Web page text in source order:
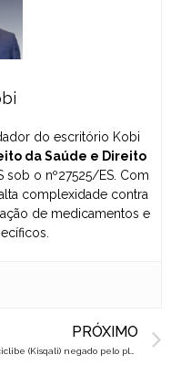
do escritório Kobi
da Saúde e Direito
sob o nº27525/ES. Com
complexidade contra
de medicamentos e
PRÓXIMO
Ribociclibe (Kisqali) negado pelo plano de saúde? Saiba como reverter na Justiça